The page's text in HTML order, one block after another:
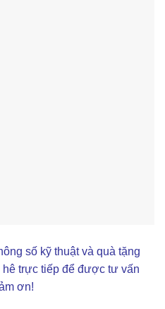
số kỹ thuật và quà tặng
trực tiếp để được tư vấn
ơn!